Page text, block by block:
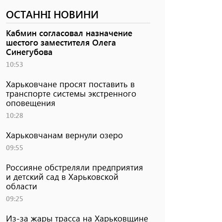
ОСТАННІ НОВИНИ
Кабмин согласовал назначение
шестого заместителя Олега
Синегубова
10:53
Харьковчане просят поставить в
транспорте системы экстренного
оповещения
10:28
Харьковчанам вернули озеро
09:55
Россияне обстреляли предприятия
и детский сад в Харьковской
области
09:25
Из-за жары трасса на Харьковщине